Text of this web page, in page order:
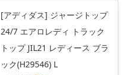
[アディダス] ジャージトップ
24/7 エアロレディ トラック
トップ JIL21 レディース ブラ
ック(H29546) L